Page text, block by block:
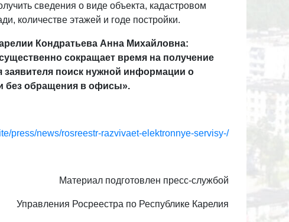
сведения о виде объекта, кадастровом
количестве этажей и годе постройки.
Кондратьева Анна Михайловна:
сокращает время на получение
заявителя поиск нужной информации о
без обращения в офисы».
press/news/rosreestr-razvivaet-elektronnye-servisy-/
Материал подготовлен пресс-службой
Управления Росреестра по Республике Карелия